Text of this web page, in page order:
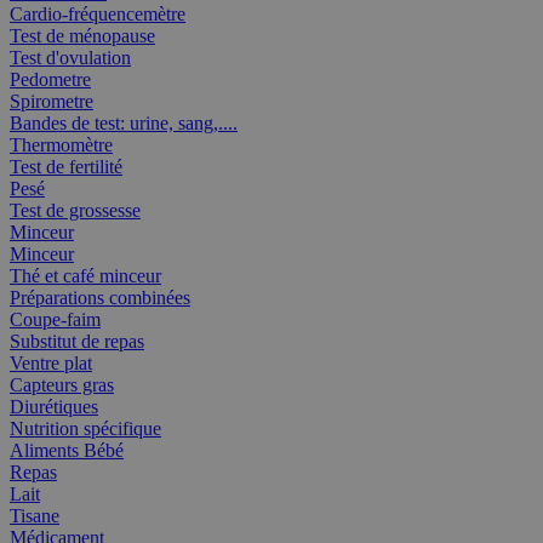
Cardio-fréquencemètre
Test de ménopause
Test d'ovulation
Pedometre
Spirometre
Bandes de test: urine, sang,....
Thermomètre
Test de fertilité
Pesé
Test de grossesse
Minceur
Minceur
Thé et café minceur
Préparations combinées
Coupe-faim
Substitut de repas
Ventre plat
Capteurs gras
Diurétiques
Nutrition spécifique
Aliments Bébé
Repas
Lait
Tisane
Médicament